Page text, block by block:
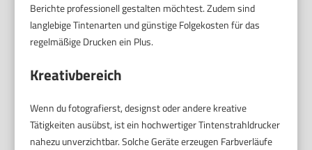
Berichte professionell gestalten möchtest. Zudem sind
langlebige Tintenarten und günstige Folgekosten für das
regelmäßige Drucken ein Plus.
Kreativbereich
Wenn du fotografierst, designst oder andere kreative
Tätigkeiten ausübst, ist ein hochwertiger Tintenstrahldrucker
nahezu unverzichtbar. Solche Geräte erzeugen Farbverläufe